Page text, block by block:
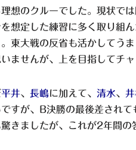
想のクルーでした。現状で
想定した練習に多く取り組
東大戦の反省も活かしてう
ませんが、上を目指してチャ
平井、 長嶋に加えて、 清水、
すが、B決勝の最後差されて
きましたが、これが2年間の